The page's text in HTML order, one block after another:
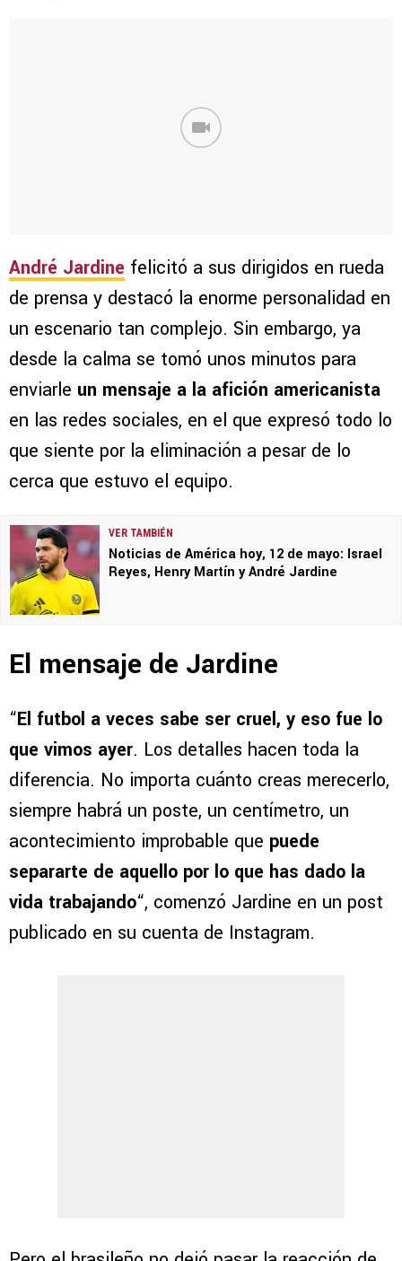
André Jardine felicitó a sus dirigidos en rueda
de prensa y destacó la enorme personalidad en
un escenario tan complejo. Sin embargo, ya
desde la calma se tomó unos minutos para
enviarle un mensaje a la afición americanista
en las redes sociales, en el que expresó todo lo
que siente por la eliminación a pesar de lo
cerca que estuvo el equipo.
VER TAMBIÉN
Noticias de América hoy, 12 de mayo: Israel
Reyes, Henry Martín y André Jardine
El mensaje de Jardine
“El futbol a veces sabe ser cruel, y eso fue lo
que vimos ayer. Los detalles hacen toda la
diferencia. No importa cuánto creas merecerlo,
siempre habrá un poste, un centímetro, un
acontecimiento improbable que puede
separarte de aquello por lo que has dado la
vida trabajando“, comenzó Jardine en un post
publicado en su cuenta de Instagram.